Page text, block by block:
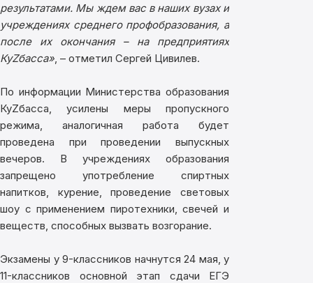
результатами. Мы ждем вас в наших вузах и
учреждениях среднего профобразования, а
после их окончания – на предприятиях
КуZбасса» , – отметил Сергей Цивилев.
По информации Министерства образования
КуZбасса, усилены меры пропускного
режима, аналогичная работа будет
проведена при проведении выпускных
вечеров. В учреждениях образования
запрещено употребление спиртных
напитков, курение, проведение световых
шоу с применением пиротехники, свечей и
веществ, способных вызвать возгорание.
Экзамены у 9-классников начнутся 24 мая, у
11-классников основной этап сдачи ЕГЭ